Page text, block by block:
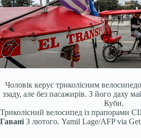
Чоловік керує триколісним
ззаду, але без пасажирів. З його даху
Куби.
Триколісний велосипед із прапорами
Гавані 3 лютого. Yamil Lage/AFP via